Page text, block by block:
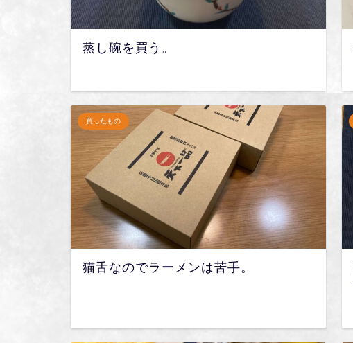
蒸し碗を買う。
買ったもの
猫舌なのでラーメンは苦手。